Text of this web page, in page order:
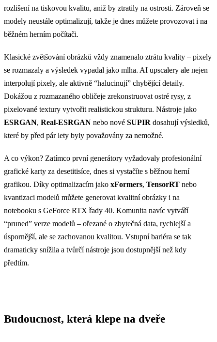
rozlišení na tiskovou kvalitu, aniž by ztratily na ostrosti. Zároveň se
modely neustále optimalizují, takže je dnes můžete provozovat i na
běžném herním počítači.
Klasické zvětšování obrázků vždy znamenalo ztrátu kvality – pixely
se rozmazaly a výsledek vypadal jako mlha. AI upscalery ale nejen
interpolují pixely, ale aktivně “halucinují” chybějící detaily.
Dokážou z rozmazaného obličeje zrekonstruovat ostré rysy, z
pixelované textury vytvořit realistickou strukturu. Nástroje jako
ESRGAN, Real-ESRGAN nebo nové SUPIR dosahují výsledků,
které by před pár lety byly považovány za nemožné.
A co výkon? Zatímco první generátory vyžadovaly profesionální
grafické karty za desetitisíce, dnes si vystačíte s běžnou herní
grafikou. Díky optimalizacím jako xFormers, TensorRT nebo
kvantizaci modelů můžete generovat kvalitní obrázky i na
notebooku s GeForce RTX řady 40. Komunita navíc vytváří
“pruned” verze modelů – ořezané o zbytečná data, rychlejší a
úspornější, ale se zachovanou kvalitou. Vstupní bariéra se tak
dramaticky snížila a tvůrčí nástroje jsou dostupnější než kdy
předtím.
Budoucnost, která klepe na dveře